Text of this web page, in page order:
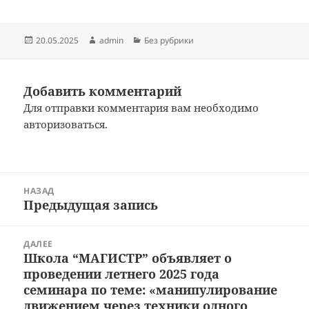
Опубликовано
20.05.2025 Автор
admin Рубрики
Без рубрики
Добавить комментарий
Для отправки комментария вам необходимо
авторизоваться.
записям
НАЗАД
Предыдущая
Предыдущая запись
ДАЛЕЕ
Следующая
запись:
Школа “МАГИСТР” объявляет о
проведении летнего 2025 года
семинара по теме: «манипулирование
движением через техники одного